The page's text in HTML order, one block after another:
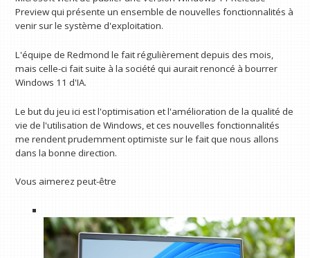
Preview qui présente un ensemble de nouvelles fonctionnalités à
venir sur le système d'exploitation.
L'équipe de Redmond le fait régulièrement depuis des mois,
mais celle-ci fait suite à la société qui aurait renoncé à bourrer
Windows 11 d'IA.
Le but du jeu ici est l'optimisation et l'amélioration de la qualité de
vie de l'utilisation de Windows, et ces nouvelles fonctionnalités
me rendent prudemment optimiste sur le fait que nous allons
dans la bonne direction.
Vous aimerez peut-être